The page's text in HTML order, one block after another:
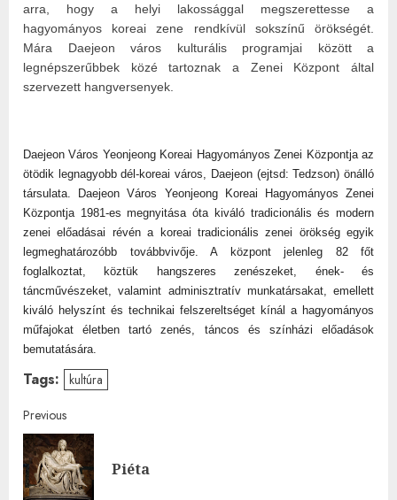
arra, hogy a helyi lakossággal megszerettesse a
hagyományos koreai zene rendkívül sokszínű örökségét.
Mára Daejeon város kulturális programjai között a
legnépszerűbbek közé tartoznak a Zenei Központ által
szervezett hangversenyek.
Daejeon Város Yeonjeong Koreai Hagyományos Zenei Központja az
ötödik legnagyobb dél-koreai város, Daejeon (ejtsd: Tedzson) önálló
társulata. Daejeon Város Yeonjeong Koreai Hagyományos Zenei
Központja 1981-es megnyitása óta kiváló tradicionális és modern
zenei előadásai révén a koreai tradicionális zenei örökség egyik
legmeghatározóbb továbbvivője. A központ jelenleg 82 főt
foglalkoztat, köztük hangszeres zenészeket, ének- és
táncművészeket, valamint adminisztratív munkatársakat, emellett
kiváló helyszínt és technikai felszereltséget kínál a hagyományos
műfajokat életben tartó zenés, táncos és színházi előadások
bemutatására.
Tags: kultúra
Post
navigation
Previous
Piéta